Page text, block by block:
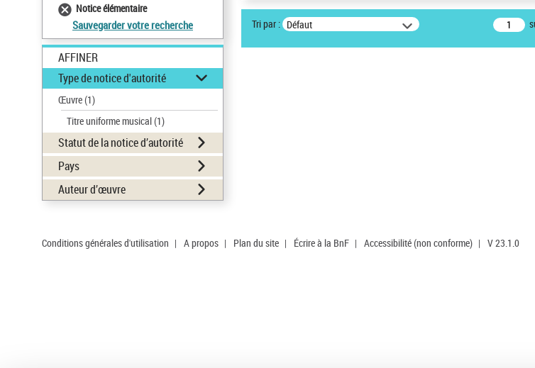
Notice élémentaire
Sauvegarder votre recherche
AFFINER
Type de notice d'autorité
Œuvre(1)
Titre uniforme musical(1)
Statut de la notice d’autorité
Pays
Auteur d’œuvre
Tri par : Défaut
Conditions générales d'utilisation | A propos | Plan du site | Écrire à la BnF | Accessibilité (non conforme) | V 23.1.0